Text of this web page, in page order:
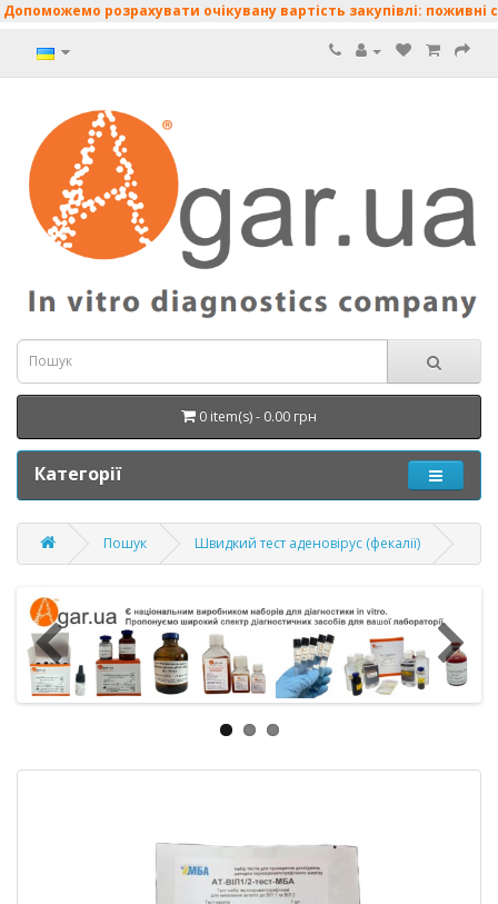
розрахувати очікувану вартість закупівлі: поживні
0 item(s) - 0.00 грн
Категорії
Пошук Швидкий тест аденовірус (фекалії)